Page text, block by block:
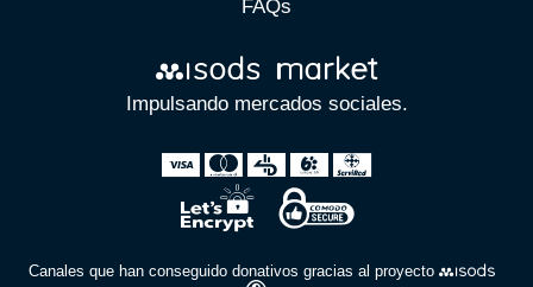
FAQs
Impulsando mercados sociales.
Canales que han conseguido donativos gracias al proyecto